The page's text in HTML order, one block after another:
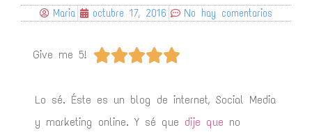
Maria octubre 17, 2016 No hay comentarios
Give me 5! 
Lo sé. Éste es un blog de internet, Social Media
y marketing online. Y sé que dije que no